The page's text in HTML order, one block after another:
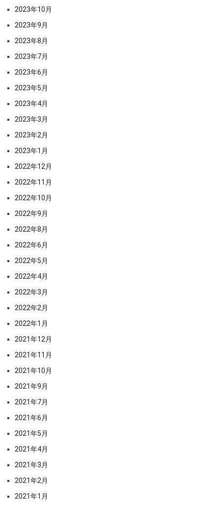
2023年10月
2023年9月
2023年8月
2023年7月
2023年6月
2023年5月
2023年4月
2023年3月
2023年2月
2023年1月
2022年12月
2022年11月
2022年10月
2022年9月
2022年8月
2022年6月
2022年5月
2022年4月
2022年3月
2022年2月
2022年1月
2021年12月
2021年11月
2021年10月
2021年9月
2021年7月
2021年6月
2021年5月
2021年4月
2021年3月
2021年2月
2021年1月